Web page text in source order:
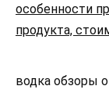
особенности
продукта,
водка обзоры